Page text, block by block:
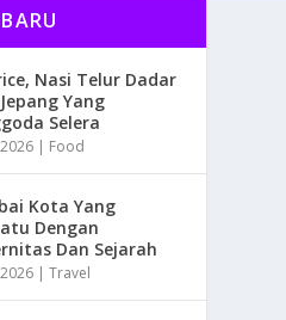
Nasi Telur Dadar
Yang
Selera
| Food
Kota Yang
Dengan
Dan Sejarah
|Travel